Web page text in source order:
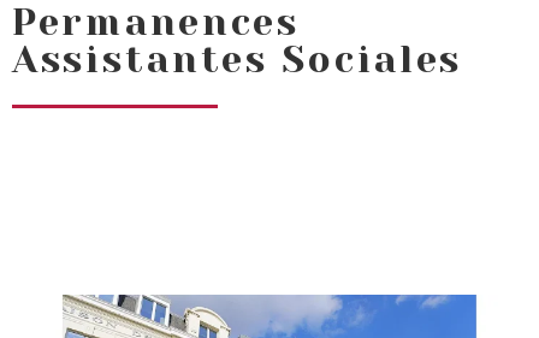
Permanences
Assistantes Sociales